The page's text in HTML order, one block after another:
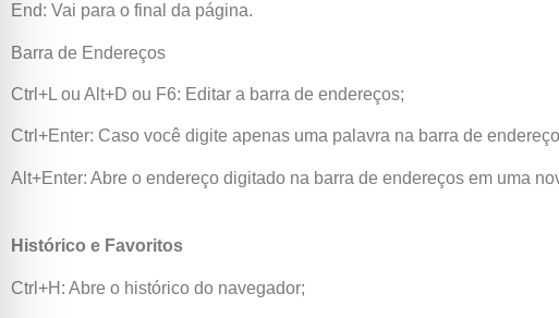
End: Vai para o final da página.
Barra de Endereços
Ctrl+L ou Alt+D ou F6: Editar a barra de endereços;
Ctrl+Enter: Caso você digite apenas uma palavra na barra de
Alt+Enter: Abre o endereço digitado na barra de endereços em uma
Histórico e Favoritos
Ctrl+H: Abre o histórico do navegador;